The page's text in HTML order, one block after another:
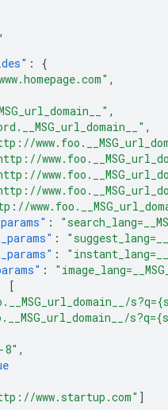
,
:
{
,
,
,
:
:
:
:
[
8" ,
www.startup.com" ]